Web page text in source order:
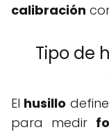
calibración
Tipo de
El husillo
para medir